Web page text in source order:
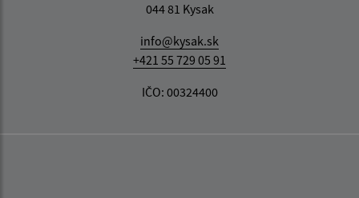
044 81 Kysak
info@kysak.sk
+421 55 729 05 91
IČO: 00324400